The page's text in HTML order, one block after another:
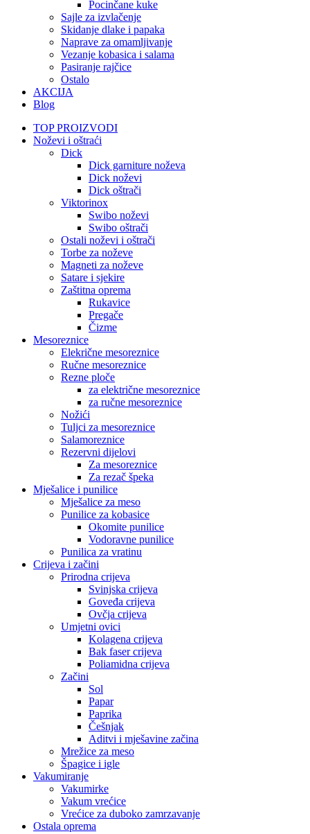
Pocinčane kuke
Sajle za izvlačenje
Skidanje dlake i papaka
Naprave za omamljivanje
Vezanje kobasica i salama
Pasiranje rajčice
Ostalo
AKCIJA
Blog
TOP PROIZVODI
Noževi i oštraći
Dick
Dick garniture noževa
Dick noževi
Dick oštrači
Viktorinox
Swibo noževi
Swibo oštrači
Ostali noževi i oštrači
Torbe za noževe
Magneti za noževe
Satare i sjekire
Zaštitna oprema
Rukavice
Pregače
Čizme
Mesoreznice
Elekrične mesoreznice
Ručne mesoreznice
Rezne ploče
za električne mesoreznice
za ručne mesoreznice
Nožići
Tuljci za mesoreznice
Salamoreznice
Rezervni dijelovi
Za mesoreznice
Za rezač špeka
Mješalice i punilice
Mješalice za meso
Punilice za kobasice
Okomite punilice
Vodoravne punilice
Punilica za vratinu
Crijeva i začini
Prirodna crijeva
Svinjska crijeva
Goveđa crijeva
Ovčja crijeva
Umjetni ovici
Kolagena crijeva
Bak faser crijeva
Poliamidna crijeva
Začini
Sol
Papar
Paprika
Češnjak
Aditvi i mješavine začina
Mrežice za meso
Špagice i igle
Vakumiranje
Vakumirke
Vakum vrećice
Vrećice za duboko zamrzavanje
Ostala oprema